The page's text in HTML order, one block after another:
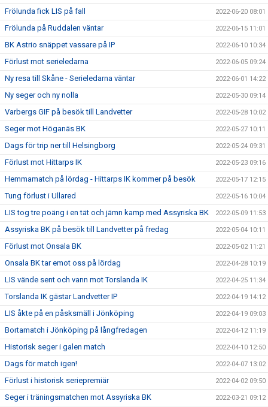
Frölunda fick LIS på fall 2022-06-20 08:01
Frölunda på Ruddalen väntar 2022-06-15 11:01
BK Astrio snäppet vassare på IP 2022-06-10 10:34
Förlust mot serieledarna 2022-06-05 09:24
Ny resa till Skåne - Serieledarna väntar 2022-06-01 14:22
Ny seger och ny nolla 2022-05-30 09:14
Varbergs GIF på besök till Landvetter 2022-05-28 10:02
Seger mot Höganäs BK 2022-05-27 10:11
Dags för trip ner till Helsingborg 2022-05-24 09:31
Förlust mot Hittarps IK 2022-05-23 09:16
Hemmamatch på lördag - Hittarps IK kommer på besök 2022-05-17 12:15
Tung förlust i Ullared 2022-05-16 10:04
LIS tog tre poäng i en tät och jämn kamp med Assyriska BK 2022-05-09 11:53
Assyriska BK på besök till Landvetter på fredag 2022-05-04 10:11
Förlust mot Onsala BK 2022-05-02 11:21
Onsala BK tar emot oss på lördag 2022-04-28 10:19
LIS vände sent och vann mot Torslanda IK 2022-04-25 11:34
Torslanda IK gästar Landvetter IP 2022-04-19 14:12
LIS åkte på en påsksmäll i Jönköping 2022-04-19 09:03
Bortamatch i Jönköping på långfredagen 2022-04-12 11:19
Historisk seger i galen match 2022-04-10 12:50
Dags för match igen! 2022-04-07 13:02
Förlust i historisk seriepremiär 2022-04-02 09:50
Seger i träningsmatchen mot Assyriska BK 2022-03-21 09:12